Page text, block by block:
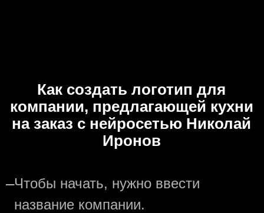
Как создать логотип для
компании, предлагающей кухни
на заказ с нейросетью Николай
Иронов
—Чтобы начать, нужно ввести
название компании.